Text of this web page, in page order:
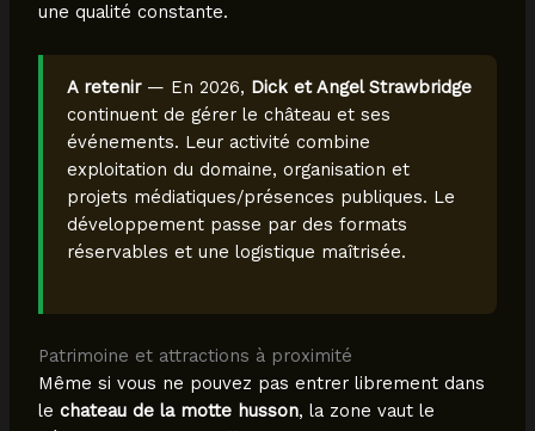
une qualité constante.
A retenir— En 2026, Dick et Angel Strawbridge
continuent de gérer le château et ses
événements. Leur activité combine
exploitation du domaine, organisation et
projets médiatiques/présences publiques. Le
développement passe par des formats
réservables et une logistique maîtrisée.
Patrimoine et attractions à proximité
Même si vous ne pouvez pas entrer librement dans
le chateau de la motte husson, la zone vaut le